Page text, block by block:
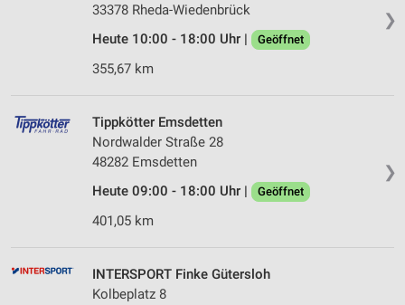
❯
33378 Rheda-Wiedenbrück
Heute 10:00 - 18:00 Uhr |
Geöffnet
355,67 km
❯
Tippkötter Emsdetten
Nordwalder Straße 28
48282 Emsdetten
Heute 09:00 - 18:00 Uhr |
Geöffnet
401,05 km
INTERSPORT Finke Gütersloh
Kolbeplatz 8